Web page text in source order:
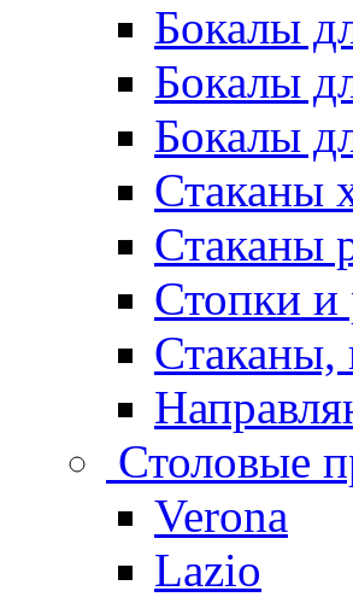
Бокалы
Бокалы
Бокалы
Стаканы
Стаканы
Стопки
Стаканы,
Столовые
Verona
Lazio